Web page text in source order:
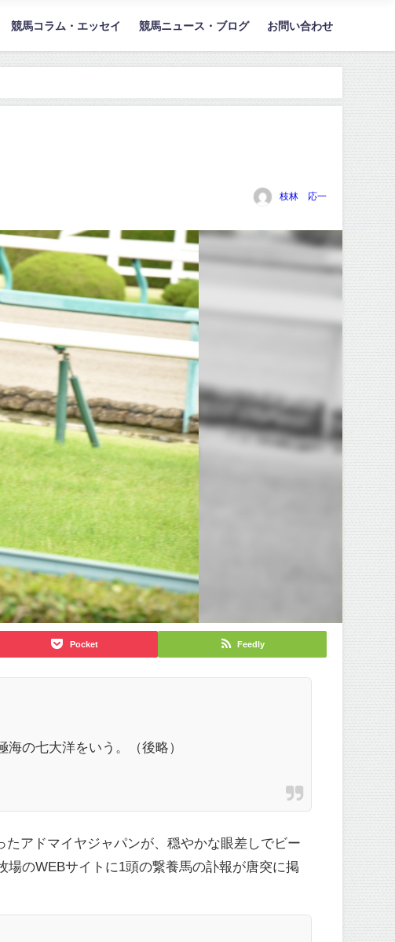
競馬コラム・エッセイ 競馬ニュース・ブログ お問い合わせ
枝林 応一
Pocket Feedly
の七大洋をいう。（後略）
アドマイヤジャパンが、穏やかな眼差しでビー
場のWEBサイトに1頭の繋養馬の訃報が唐突に掲